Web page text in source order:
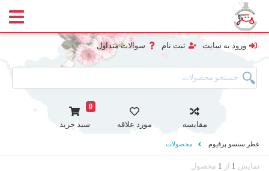
ورود به سایت ثبت نام سوالات متداول
مقایسه مورد علاقه
0
سبد خرید
عطر سنسو پرفیوم محصولات
نمایش 1 از 1 محصول